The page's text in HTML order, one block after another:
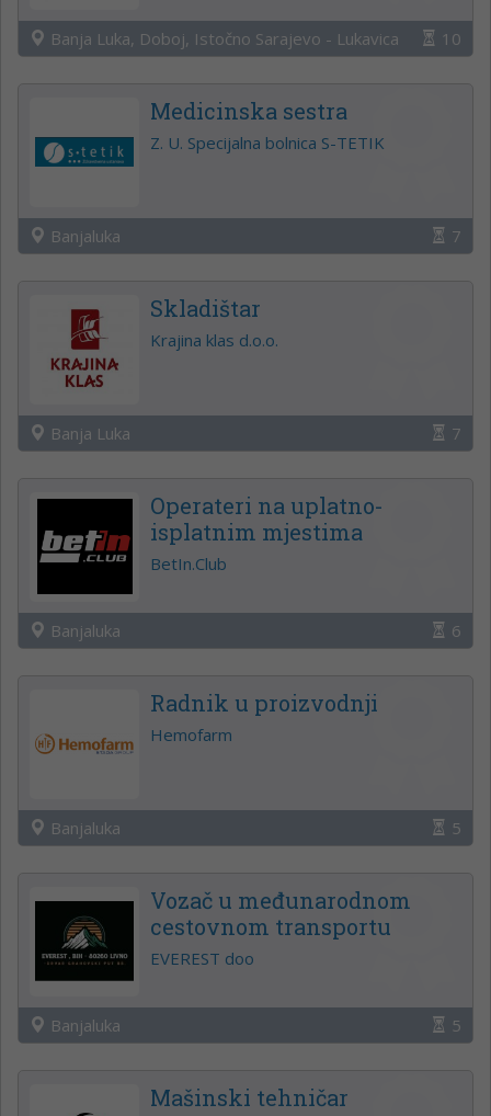
Banja Luka, Doboj, Istočno Sarajevo - Lukavica 10
Medicinska sestra
Z. U. Specijalna bolnica S-TETIK
Banjaluka 7
Skladištar
Krajina klas d.o.o.
Banja Luka 7
Operateri na uplatno-
isplatnim mjestima
BetIn.Club
Banjaluka 6
Radnik u proizvodnji
Hemofarm
Banjaluka 5
Vozač u međunarodnom
cestovnom transportu
EVEREST doo
Banjaluka 5
Mašinski tehničar